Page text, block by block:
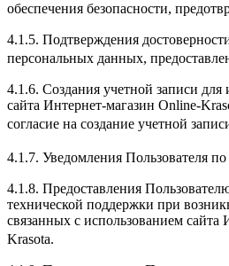
обеспечения безопасности,
4.1.5. Подтверждения
персональных данных,
4.1.6. Создания учетной записи для
сайта Интернет-магазин Online-
согласие на создание учетной
4.1.7. Уведомления Пользователя
4.1.8. Предоставления
технической поддержки при
связанных с использованием сайта
Krasota.